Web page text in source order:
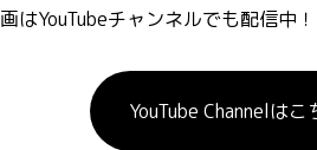
はYouTubeチャンネルでも配信中！
YouTube Channelはこ